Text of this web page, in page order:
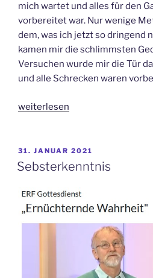
mich wartet und alles für den
vorbereitet war. Nur wenige
dem, was ich jetzt so dringend
kamen mir die schlimmsten
Versuchen wurde mir die Tür
und alle Schrecken waren
„Ich
Tür“
weiterlesen
VERÖFFENTLICHT
AM
31. JANUAR 2021
Sebsterkenntnis